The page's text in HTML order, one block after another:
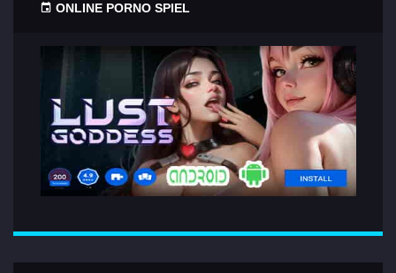
ONLINE PORNO SPIEL